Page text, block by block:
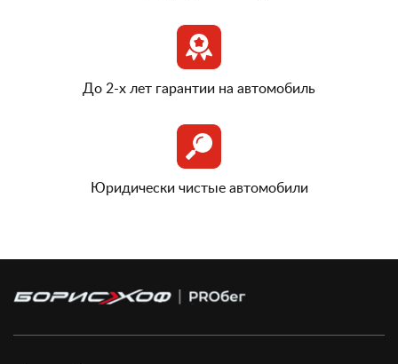
До 2-х лет гарантии на автомобиль
Юридически чистые автомобили